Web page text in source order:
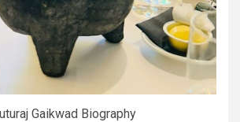
Gaikwad Biography